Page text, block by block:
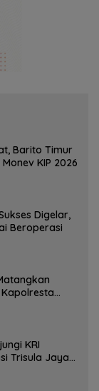
Barito Timur
KIP 2026
Digelar,
Beroperasi
KRI
Trisula Jaya